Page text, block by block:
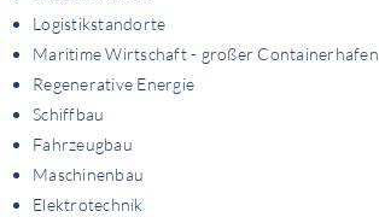
Logistikstandorte
Maritime Wirtschaft - großer Containerhafen
Regenerative Energie
Schiffbau
Fahrzeugbau
Maschinenbau
Elektrotechnik